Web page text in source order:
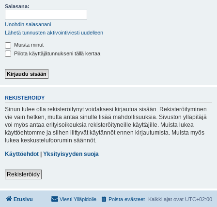
Salasana:
Unohdin salasanani
Lähetä tunnusten aktivointiviesti uudelleen
Muista minut
Piilota käyttäjätunnukseni tällä kertaa
REKISTERÖIDY
Sinun tulee olla rekisteröitynyt voidaksesi kirjautua sisään. Rekisteröityminen
vie vain hetken, mutta antaa sinulle lisää mahdollisuuksia. Sivuston ylläpitäjä
voi myös antaa erityisoikeuksia rekisteröityneille käyttäjille. Muista lukea
käyttöehtomme ja siihen liittyvät käytännöt ennen kirjautumista. Muista myös
lukea keskustelufoorumin säännöt.
Käyttöehdot | Yksityisyyden suoja
Rekisteröidy
Etusivu Kaikki ajat ovat UTC+02:00
Poista evästeet
Viesti Ylläpidolle